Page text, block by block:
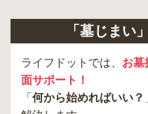
葛飾区
「墓じまい
ライフドットでは、 お墓
面サポート！
「 何から始めればいい？